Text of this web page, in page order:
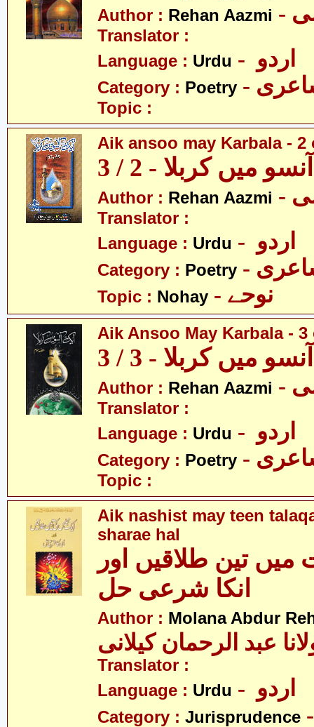
Author : Rehan Aazmi
Translator :
Language : Urdu
Category : Poetry
Topic :
Aik ansoo may Karbala - 2
میں کربلا - 2 / 3
Author : Rehan Aazmi
Translator :
Language : Urdu
Category : Poetry
Topic : Nohay
Aik Ansoo May Karbala - 3
میں کربلا - 3 / 3
Author : Rehan Aazmi
Translator :
Language : Urdu
Category : Poetry
Topic :
Aik nashist may teen
sharae hal
تین طلاقیں اور
انکا شرعی حل
Author : Molana Abdur
عبد الرحمان کیلانی
Translator :
Language : Urdu
Category : Jurisprudence